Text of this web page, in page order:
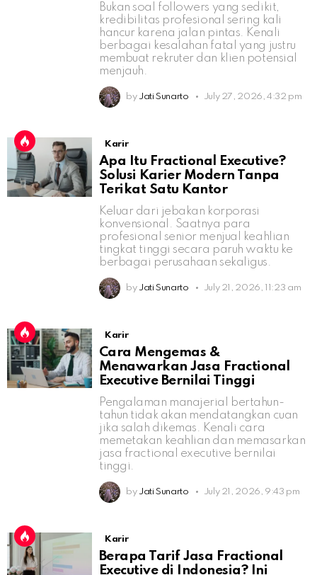
Bukan soal followers yang sedikit,
kredibilitas profesional sering kali
hancur karena jalan pintas. Kenali
berbagai kesalahan fatal yang justru
membuat rekruter dan klien potensial
menjauh.
by Jati Sunarto July 27, 2026, 4:32 pm
Karir
Apa Itu Fractional Executive?
Solusi Karier Modern Tanpa
Terikat Satu Kantor
Keluar dari jebakan korporasi
konvensional. Saatnya para
profesional senior menjual keahlian
tingkat tinggi secara paruh waktu ke
berbagai perusahaan sekaligus.
by Jati Sunarto July 21, 2026, 11:23 am
Karir
Cara Mengemas &
Menawarkan Jasa Fractional
Executive Bernilai Tinggi
Pengalaman manajerial bertahun-
tahun tidak akan mendatangkan cuan
jika salah dikemas. Kenali cara
memetakan keahlian dan memasarkan
jasa fractional executive bernilai
tinggi.
by Jati Sunarto July 21, 2026, 9:43 pm
Karir
Berapa Tarif Jasa Fractional
Executive di Indonesia? Ini